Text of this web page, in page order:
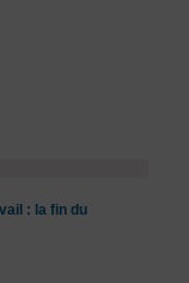
: la fin du